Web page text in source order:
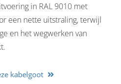
in RAL 9010 met
een nette uitstraling, terwijl
en het wegwerken van
kabelgoot